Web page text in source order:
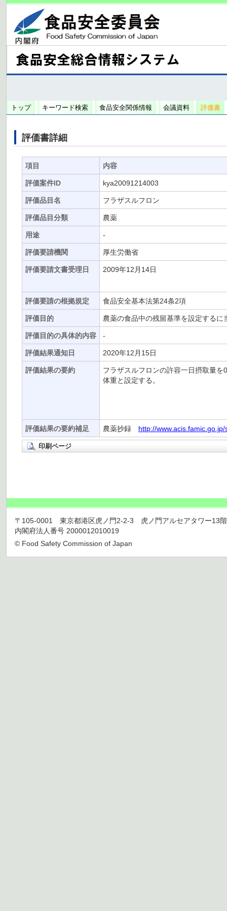
トップ キーワード検索 食品安全関係情報 会議資料 評価書
評価書詳細
項目 内容
評価案件ID kya20091214003
評価品目名 フラザスルフロン
評価品目分類 農薬
用途 -
評価要請機関 厚生労働省
評価要請文書受理日 2009年12月14日
評価要請の根拠規定 食品安全基本法第24条2項
評価目的 農薬の食品中の残留基準を設定するに
評価目的の具体的内容 -
評価結果通知日 2020年12月15日
評価結果の要約
フラザスルフロンの許容一日摂取量
体重と設定する。
評価結果の要約補足 農薬抄録 http://
印刷ページ
〒105-0001 東京都港区虎ノ門2-2-3 虎ノ門アルセアタワー13
内閣府法人番号 2000012010019
© Food Safety Commission of Japan